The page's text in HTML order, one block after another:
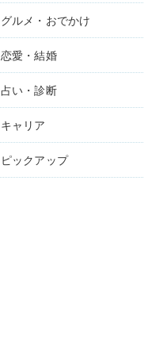
グルメ・おでかけ
恋愛・結婚
占い・診断
キャリア
ピックアップ